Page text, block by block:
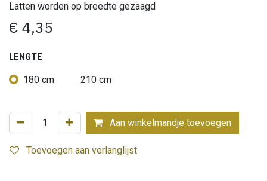
Latten worden op breedte gezaagd
€ 4,35
LENGTE
180 cm 210 cm
Aan winkelmandje toevoegen
Toevoegen aan verlanglijst